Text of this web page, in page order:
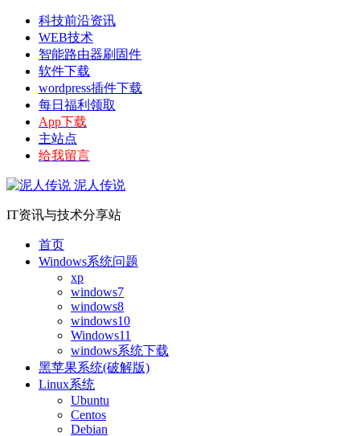
科技前沿资讯
WEB技术
智能路由器刷固件
软件下载
wordpress插件下载
每日福利领取
App下载
主站点
给我留言
泥人传说
IT资讯与技术分享站
首页
Windows系统问题
xp
windows7
windows8
windows10
Windows11
windows系统下载
黑苹果系统(破解版)
Linux系统
Ubuntu
Centos
Debian